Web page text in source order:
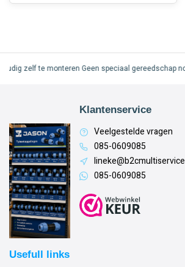
zelf te monteren Geen speciaal gereedschap
Klantenservice
Veelgestelde vragen
085-0609085
085-0609085
Usefull links